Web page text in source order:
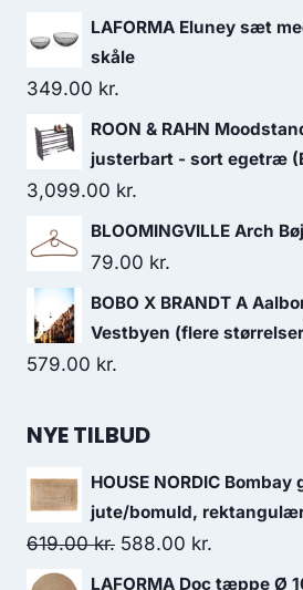
LAFORMA Eluney sæt
skåle
349.00 kr.
ROON & RAHN
justerbart - sort egetræ
3,099.00 kr.
BLOOMINGVILLE Arch
79.00 kr.
BOBO X BRANDT A
Vestbyen (flere
579.00 kr.
NYE TILBUD
HOUSE NORDIC
jute/bomuld,
619.00kr. 588.00 kr.
LAFORMA Doc tæppe Ø